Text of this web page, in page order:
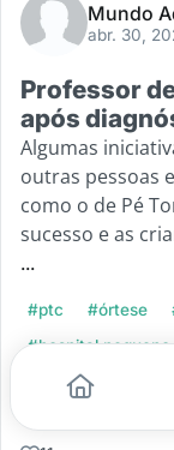
Mundo
abr. 30,
Professor
após
Algumas
outras pessoas
como o de Pé
sucesso e as
...
#ptc #órtese
#hospital
Leia mais